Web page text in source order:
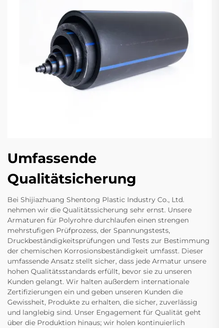
Umfassende
Qualitätsicherung
Bei Shijiazhuang Shentong Plastic Industry Co., Ltd.
nehmen wir die Qualitätssicherung sehr ernst. Unsere
Armaturen für Polyrohre durchlaufen einen strengen
mehrstufigen Prüfprozess, der Spannungstests,
Druckbeständigkeitsprüfungen und Tests zur Bestimmung
der chemischen Korrosionsbeständigkeit umfasst. Dieser
umfassende Ansatz stellt sicher, dass jede Armatur unsere
hohen Qualitätsstandards erfüllt, bevor sie zu unseren
Kunden gelangt. Wir halten außerdem internationale
Zertifizierungen ein und geben unseren Kunden die
Gewissheit, Produkte zu erhalten, die sicher, zuverlässig
und langlebig sind. Unser Engagement für Qualität geht
über die Produktion hinaus; wir holen kontinuierlich